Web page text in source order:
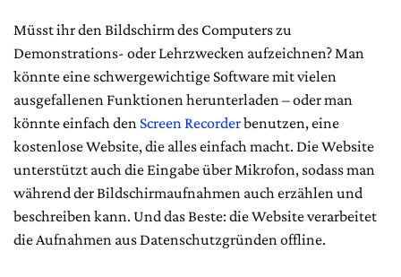
Müsst ihr den Bildschirm des Computers zu
Demonstrations- oder Lehrzwecken aufzeichnen? Man
könnte eine schwergewichtige Software mit vielen
ausgefallenen Funktionen herunterladen – oder man
könnte einfach den Screen Recorderbenutzen, eine
kostenlose Website, die alles einfach macht. Die Website
unterstützt auch die Eingabe über Mikrofon, sodass man
während der Bildschirmaufnahmen auch erzählen und
beschreiben kann. Und das Beste: die Website verarbeitet
die Aufnahmen aus Datenschutzgründen offline.